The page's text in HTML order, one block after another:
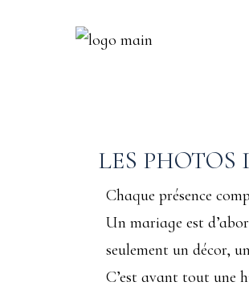
LES PHOTOS
Chaque présence
Un mariage est
seulement un décor,
C’est avant tout une